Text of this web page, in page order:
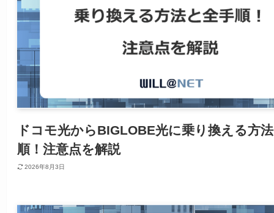
ドコモ光からBIGLOBE光に乗り換える方
順！注意点を解説
2026年8月3日